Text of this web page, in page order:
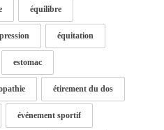
équilibre
équitation
estomac
étirement du dos
événement sportif